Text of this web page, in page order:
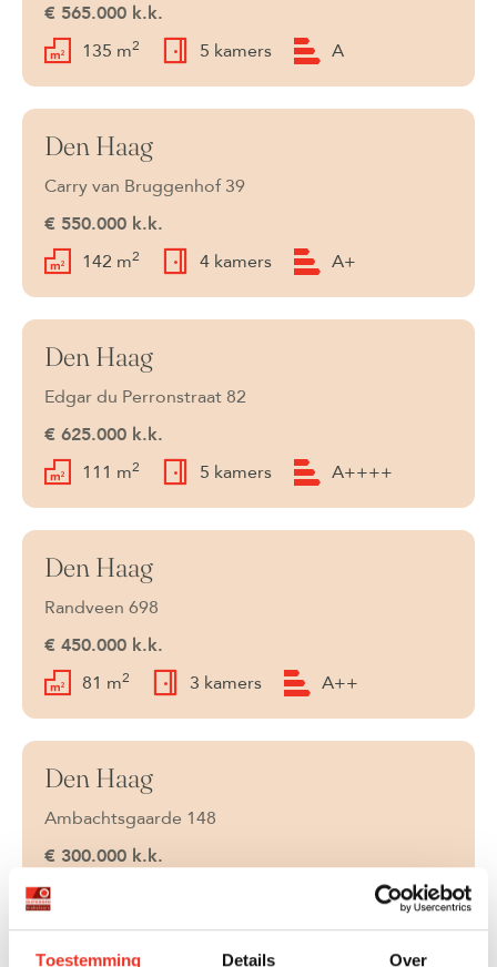
Toestemming Details Over
€ 565.000 k.k.
135 m2 5 kamers A
Verkocht
Den Haag
Carry van Bruggenhof 39
€ 550.000 k.k.
142 m2 4 kamers A+
Verkocht
Den Haag
Edgar du Perronstraat 82
€ 625.000 k.k.
111 m2 5 kamers A++++
Verkocht
Den Haag
Randveen 698
€ 450.000 k.k.
81 m2 3 kamers A++
Verkocht
Den Haag
Ambachtsgaarde 148
€ 300.000 k.k.